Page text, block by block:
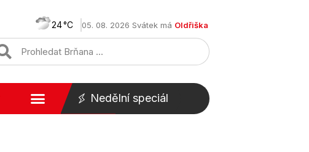
24 05. 08. 2026 Svátek má Oldřiška
Nedělní speciál